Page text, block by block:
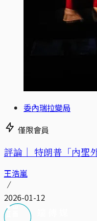
委內瑞拉變局
僅限會員
評論｜ 特朗普「內聖
王浩嵐
2026-01-12